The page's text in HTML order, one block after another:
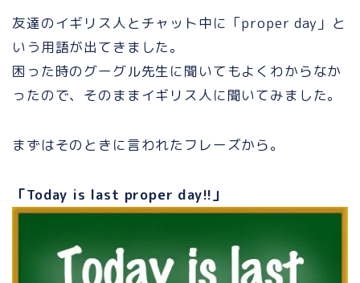
友達のイギリス人とチャット中に「proper day」と
いう用語が出てきました。
困った時のグーグル先生に聞いてもよくわからなか
ったので、そのままイギリス人に聞いてみました。
まずはそのときに言われたフレーズから。
「Today is last proper day!!」